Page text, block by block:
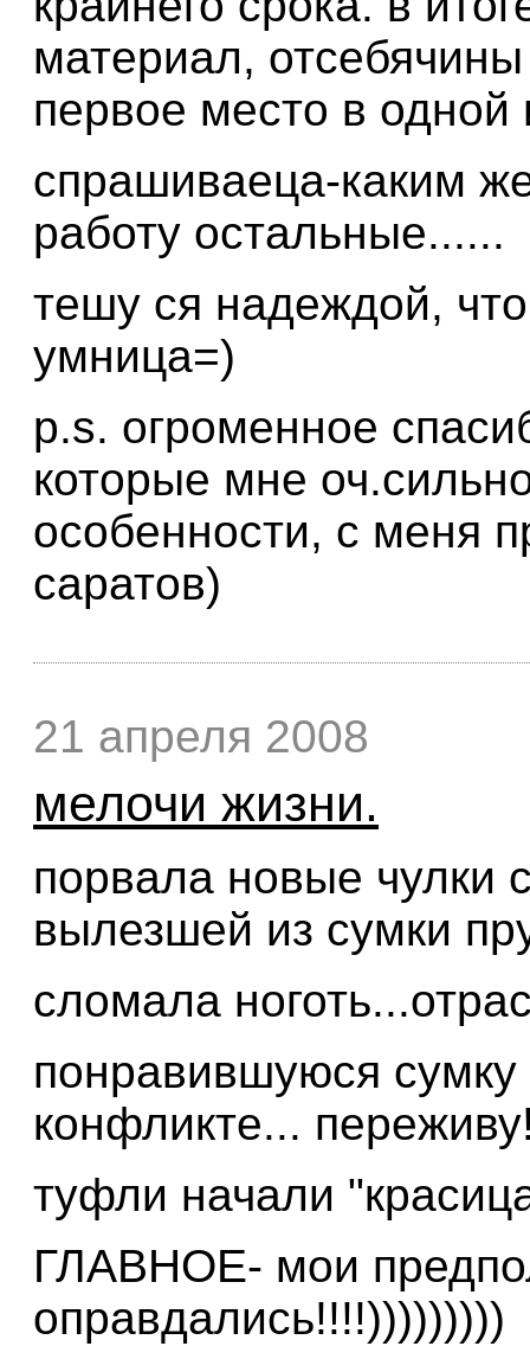
материал,
первое место в
спрашиваеца-каким
работу остальные......
тешу ся надеждой,
умница=)
p.s. огроменное
которые мне
особенности, с меня
саратов)
21 апреля 2008
мелочи жизни.
порвала новые чулки
вылезшей из сумки
сломала
понравившуюся
конфликте...
туфли начали
ГЛАВНОЕ- мои
оправдались!!!!)))))))))